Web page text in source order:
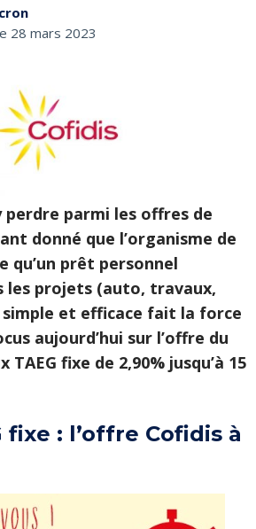
28 mars 2023
perdre parmi les offres de
donné que l’organisme de
qu’un prêt personnel
les projets (auto, travaux,
et efficace fait la force
aujourd’hui sur l’offre du
fixe de 2,90% jusqu’à 15
fixe : l’offre Cofidis à